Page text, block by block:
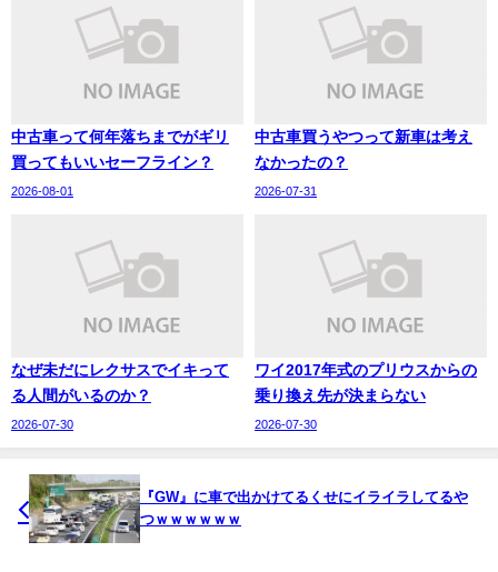
中古車って何年落ちまでがギリ
買ってもいいセーフライン？
2026-08-01
中古車買うやつって新車は考え
なかったの？
2026-07-31
なぜ未だにレクサスでイキって
る人間がいるのか？
2026-07-30
ワイ2017年式のプリウスからの
乗り換え先が決まらない
2026-07-30
『GW』に車で出かけてるくせにイライラしてるや
つｗｗｗｗｗｗ